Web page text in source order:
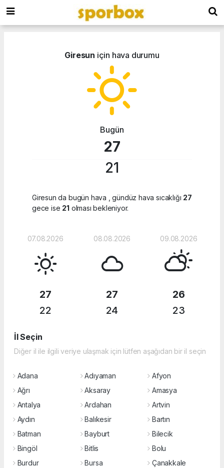
Giresun için hava durumu
Bugün
27
21
Giresun da bugün hava , gündüz hava sıcaklığı 27
gece ise 21 olması bekleniyor.
07.08.2026
27
22
08.08.2026
27
24
09.08.2026
26
23
İl Seçin
Diğer il ile ilgili veriye ulaşmak için lütfen aşağıdan bir il seçin
Adana Adıyaman
Afyon
Ağrı
Aksaray
Amasya
Antalya
Ardahan
Artvin
Aydın
Balıkesir
Bartın
Batman
Bayburt
Bilecik
Bingöl
Bitlis
Bolu
Burdur
Bursa
Çanakkale